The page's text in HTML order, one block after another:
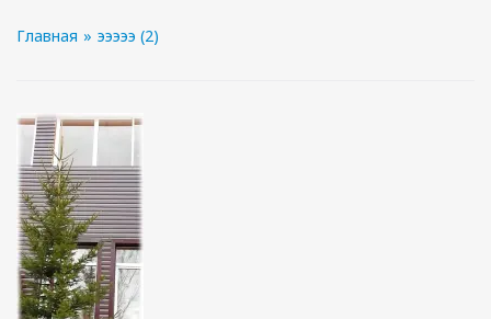
Главная » эээээ (2)